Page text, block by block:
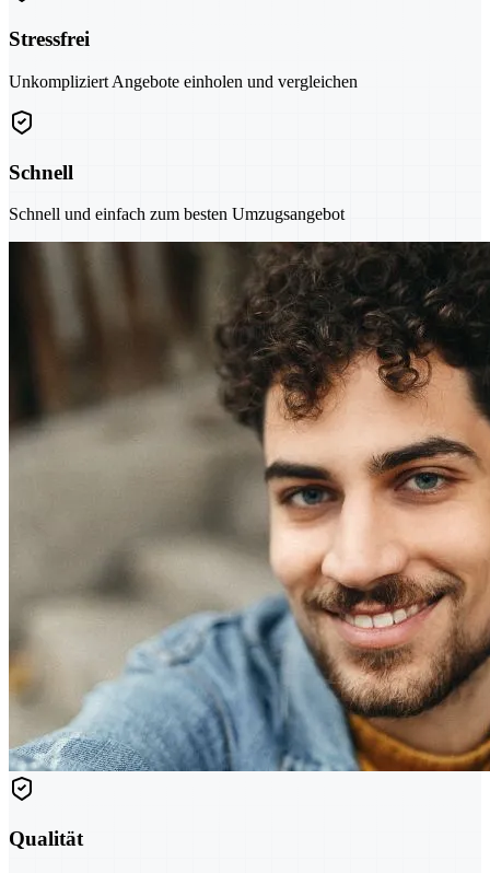
Stressfrei
Unkompliziert Angebote einholen und vergleichen
Schnell
Schnell und einfach zum besten Umzugsangebot
Qualität